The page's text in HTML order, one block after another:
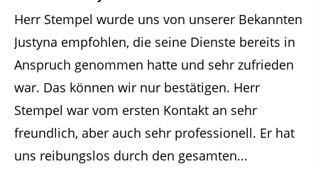
Herr Stempel wurde uns von unserer Bekannten
Justyna empfohlen, die seine Dienste bereits in
Anspruch genommen hatte und sehr zufrieden
war. Das können wir nur bestätigen. Herr
Stempel war vom ersten Kontakt an sehr
freundlich, aber auch sehr professionell. Er hat
uns reibungslos durch den gesamten...